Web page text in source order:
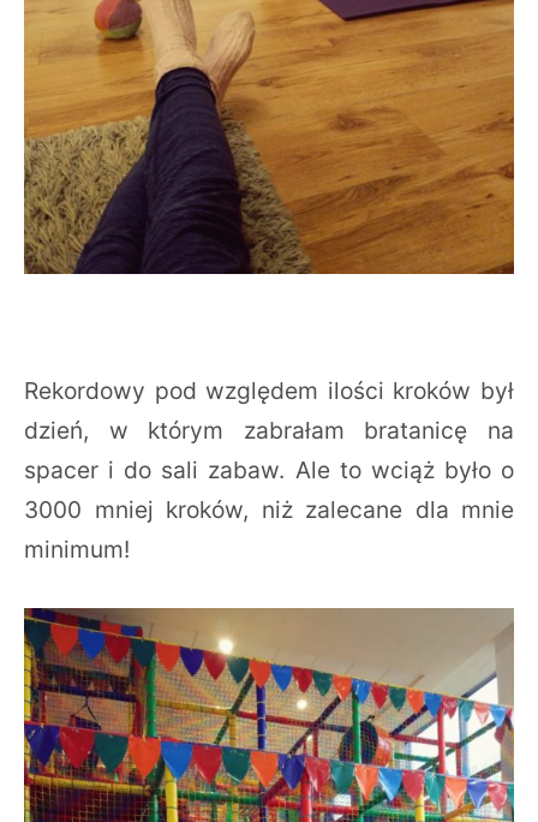
Rekordowy pod względem ilości kroków był
dzień, w którym zabrałam bratanicę na
spacer i do sali zabaw. Ale to wciąż było o
3000 mniej kroków, niż zalecane dla mnie
minimum!